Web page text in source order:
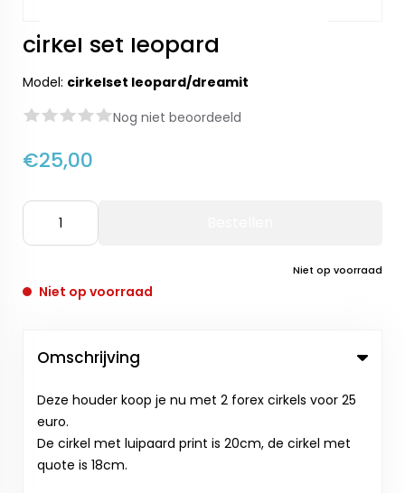
cirkel set leopard
Model: cirkelset leopard/dreamit
Nog niet beoordeeld
€25,00
Niet op voorraad
Niet op voorraad
Omschrijving
Deze houder koop je nu met 2 forex cirkels voor 25
euro.
De cirkel met luipaard print is 20cm, de cirkel met
quote is 18cm.